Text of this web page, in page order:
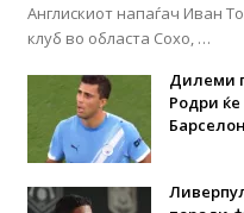
Англискиот напаѓач Иван
клуб во областа Сохо, …
Дилеми
Родри